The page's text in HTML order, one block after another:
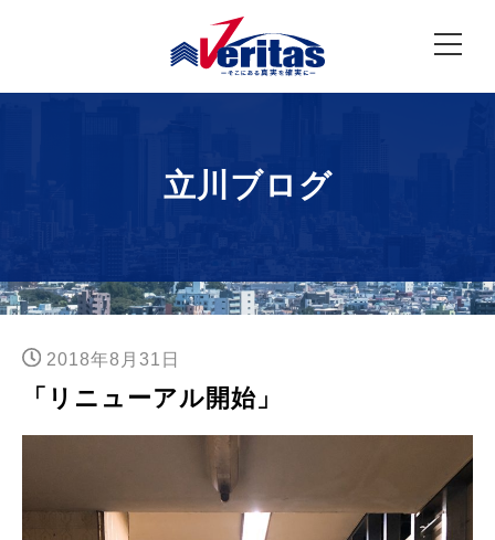
立川ブログ
2018年8月31日
「リニューアル開始」